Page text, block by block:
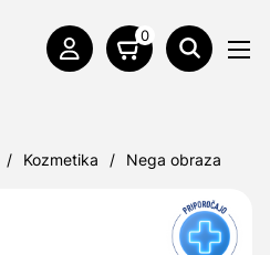
0
/ Kozmetika / Nega obraza